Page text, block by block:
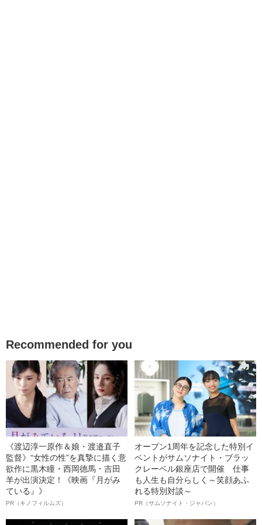
Recommended for you
《渡辺淳一原作＆娘・渡邉直子
監督》“女性の性”を真摯に描く意
欲作に黒木瞳・西岡德馬・吉田
羊が出演決定！《映画『月がみ
ている』》
PR（キノフィルムズ）
オープン1周年を記念した特別イ
ベントがサムソナイト・ブラッ
クレーベル銀座店で開催 仕事
も人生も自分らしく～笑顔あふ
れる特別対談～
PR（サムソナイト・ジャパン）